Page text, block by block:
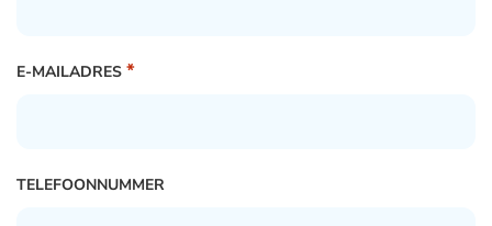
E-MAILADRES *
TELEFOONNUMMER